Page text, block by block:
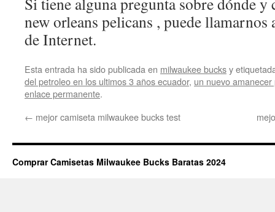
new orleans pelicans , puede
de Internet.
Esta entrada ha sido publicada en milwaukee bucksy
del petroleo en los ultimos 3 años ecuador, un nuevo
enlace permanente.
← mejor camiseta milwaukee bucks test
Comprar Camisetas Milwaukee Bucks Baratas 2024